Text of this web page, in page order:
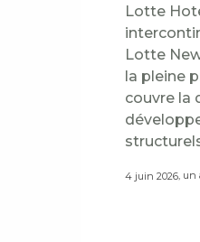
Lotte
Lotte
la pleine
couvre la
4 juin 2026, un